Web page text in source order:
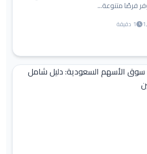
فرصًا متنوعة...
1 دقيقة